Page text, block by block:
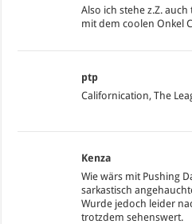
Also ich stehe z.Z.
mit dem coolen Onkel
ptp
Californication, The
Kenza
Wie wärs mit Pushing
sarkastisch
Wurde jedoch leider
trotzdem sehenswert.